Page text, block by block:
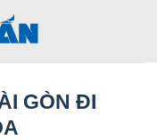
GÒN ĐI